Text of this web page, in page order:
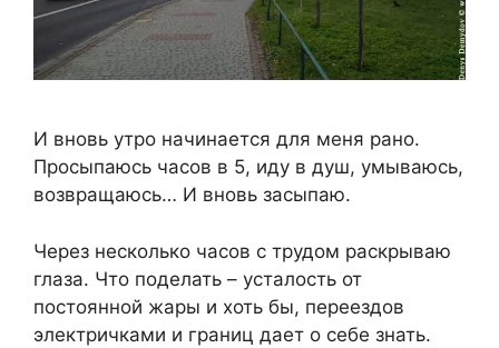
И вновь утро начинается для меня рано.
Просыпаюсь часов в 5, иду в душ, умываюсь,
возвращаюсь… И вновь засыпаю.
Через несколько часов с трудом раскрываю
глаза. Что поделать – усталость от
постоянной жары и хоть бы, переездов
электричками и границ дает о себе знать.